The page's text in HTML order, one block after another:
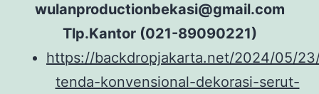
wulanproductionbekasi@gmail.com
Tlp.Kantor (021-89090221)
https://backdropjakarta.net/2024/05/
tenda-konvensional-dekorasi-serut-